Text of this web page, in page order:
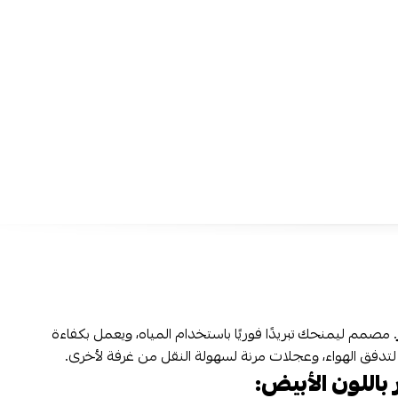
. مصمم ليمنحك تبريدًا فوريًا باستخدام المياه، ويعمل بكفاءة